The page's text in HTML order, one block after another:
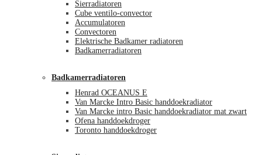
Sierradiatoren
Cube ventilo-convector
Accumulatoren
Convectoren
Elektrische Badkamer radiatoren
Badkamerradiatoren
Badkamerradiatoren
Henrad OCEANUS E
Van Marcke Intro Basic handdoekradiator
Van Marcke intro Basic handdoekradiator mat zwart
Ofena handdoekdroger
Toronto handdoekdroger